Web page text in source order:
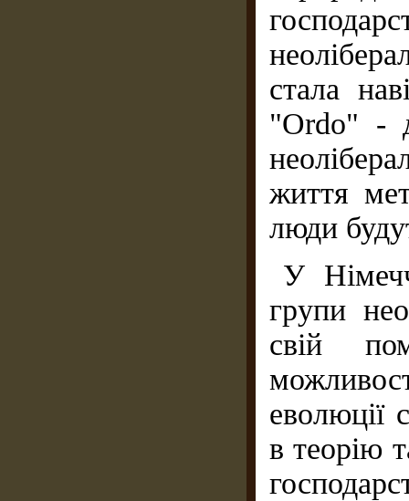
стала
"Ordo" -
життя
люди
У
групи
свій
еволюції
в теорію